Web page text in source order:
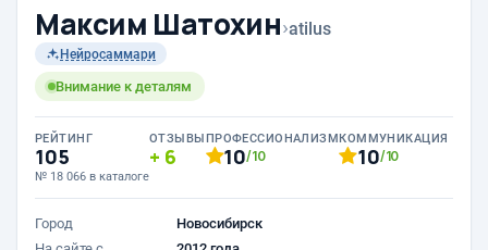
Максим Шатохин›atilus
Нейросаммари
Внимание к деталям
РЕЙТИНГ
105
№ 18 066 в каталоге
ОТЗЫВЫ
6
ПРОФЕССИОНАЛИЗМ
10/10
КОММУНИКАЦИЯ
10/10
Город
Новосибирск